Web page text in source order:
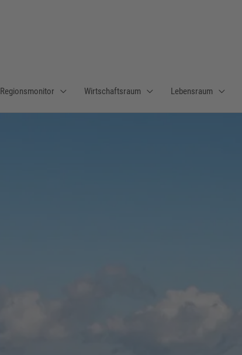
Regionsmonitor Wirtschaftsraum Lebensraum